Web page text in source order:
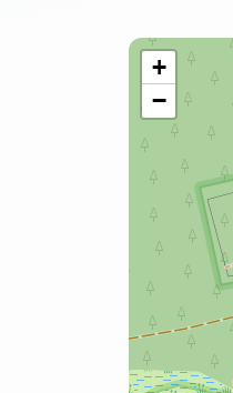
+
−